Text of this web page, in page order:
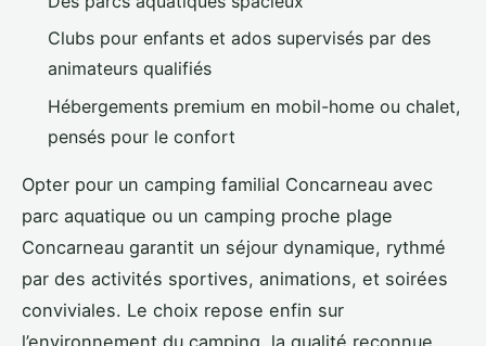
Clubs pour enfants et ados supervisés par des
animateurs qualifiés
Hébergements premium en mobil-home ou chalet,
pensés pour le confort
Opter pour un camping familial Concarneau avec
parc aquatique ou un camping proche plage
Concarneau garantit un séjour dynamique, rythmé
par des activités sportives, animations, et soirées
conviviales. Le choix repose enfin sur
l’environnement du camping, la qualité reconnue